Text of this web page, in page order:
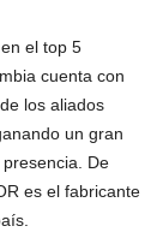
el top 5
cuenta con
los aliados
un gran
De
es el fabricante